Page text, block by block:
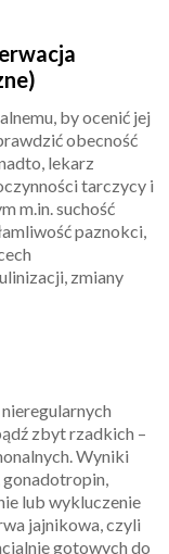
by ocenić jej
obecność
lekarz
tarczycy i
m.in. suchość
paznokci,
zmiany
zbyt rzadkich –
Wyniki
gonadotropin,
lub wykluczenie
jajnikowa, czyli
gotowych do